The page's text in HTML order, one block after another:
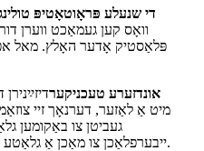
די שנעלע פּראָוטאָטיפּ
וואָס קען געמאַכט ווערן
פּלאַסטיק אָדער האָלץ. מאל
אונדזערע טעכניקער
מיט אַ לאַזער, דערנאָך זיי
געביטן צו באַקומען
ייבערפלאַכן צו מאַכן אַ גלאַטע בויגן מעטאַל סטרוקטור פאָרעם.